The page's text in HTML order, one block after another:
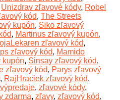
Unizdrav zľavové kódy, Robel
kód, The Streets
kupón, Siko zľavový
, Martinus zľavový kupón,
zľavový kód,
zľavový kód, Mamido
kupón, Sinsay zľavový kód,
zľavový kód, Parys zľavový
, RajHraciek zľavový kód,
výpredaje, zľavové kódy,
zdarma, zľavy, zľavový kód,